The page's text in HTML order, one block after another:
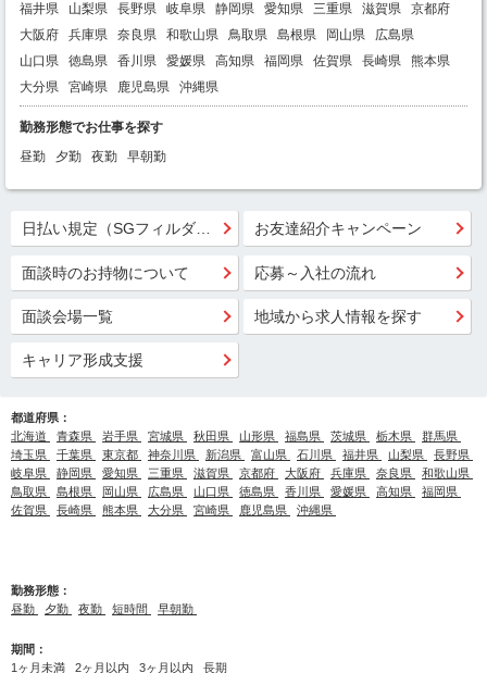
福井県
山梨県 長野県 岐阜県 静岡県 愛知県 三重県 滋賀県
京都府
大阪府
兵庫県 奈良県 和歌山県 鳥取県 島根県 岡山県
広島県
山口県
徳島県 香川県 愛媛県 高知県 福岡県 佐賀県 長崎県
熊本県
大分県
宮崎県 鹿児島県 沖縄県
勤務形態でお仕事を探す
昼勤
夕勤 夜勤 早朝勤
日払い規定（SGフィルダー） お友達紹介キャンペーン
面談時のお持物について 応募～入社の流れ
面談会場一覧 地域から求人情報を探す
キャリア形成支援
都道府県：
北海道
青森県 岩手県 宮城県 秋田県 山形県 福島県 茨城県 栃木県
群馬県
埼玉県
千葉県 東京都 神奈川県 新潟県 富山県 石川県 福井県 山梨県
長野県
岐阜県
静岡県 愛知県 三重県 滋賀県 京都府 大阪府 兵庫県 奈良県
和歌山県
鳥取県
島根県 岡山県 広島県 山口県 徳島県 香川県 愛媛県 高知県
福岡県
佐賀県
長崎県 熊本県 大分県 宮崎県 鹿児島県 沖縄県
勤務形態：
昼勤
夕勤 夜勤 短時間 早朝勤
期間：
1ヶ月未満
2ヶ月以内 3ヶ月以内 長期